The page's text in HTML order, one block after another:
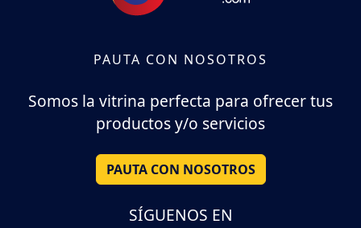
PAUTA CON NOSOTROS
Somos la vitrina perfecta para ofrecer tus
productos y/o servicios
PAUTA CON NOSOTROS
SÍGUENOS EN